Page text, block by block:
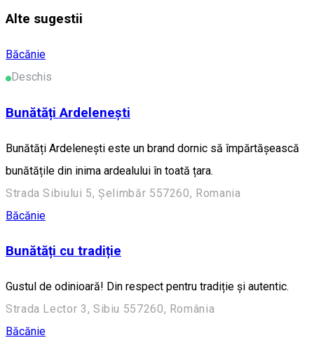
Alte sugestii
Băcănie
Deschis
Bunătăți Ardelenești
Bunătăți Ardelenești este un brand dornic să împărtășească
bunătățile din inima ardealului în toată țara.
Strada Sibiului 5, Șelimbăr 557260, Romania
Băcănie
Bunătăți cu tradiție
Gustul de odinioară! Din respect pentru tradiție și autentic.
Strada Lector 3, Sibiu 557260, România
Băcănie